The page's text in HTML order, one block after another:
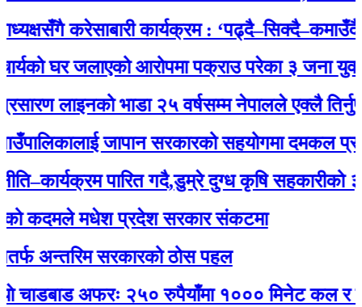
करेसाबारी कार्यक्रम : ‘पढ्दै–सिक्दै–कमाउँदै’
घर जलाएको आरोपमा पक्राउ परेका ३ जना
लाइनको भाडा २५ वर्षसम्म नेपालले एक्‍लै तिर्नुपर्ने’
जापान सरकारको सहयोगमा दमकल प्रदान
पारित गदै,डुम्रे दुग्ध कृषि सहकारीको ३२ औं
मधेश प्रदेश सरकार संकटमा
सरकारको ठोस पहल
अफरः २५० रुपैयाँमा १००० मिनेट कल र नेट